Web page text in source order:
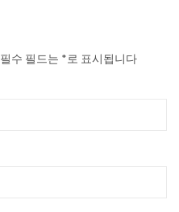
필수 필드는 *로 표시됩니다